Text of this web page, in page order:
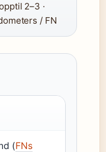
2–3 ·
/ FN
(FNs